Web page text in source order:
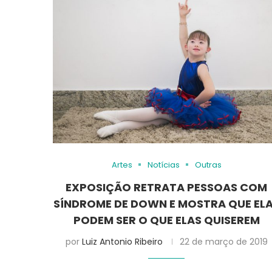
Artes Notícias Outras
EXPOSIÇÃO RETRATA PESSOAS COM
SÍNDROME DE DOWN E MOSTRA QUE
PODEM SER O QUE ELAS QUISEREM
por Luiz Antonio Ribeiro 22 de março de 2019